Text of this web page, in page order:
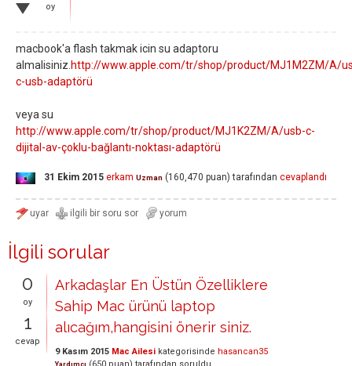
oy
macbook'a flash takmak icin su adaptoru
almalisiniz. http://www.apple.com/tr/shop/product/MJ1M2ZM/A/
c-usb-adaptörü
veya su
http://www.apple.com/tr/shop/product/MJ1K2ZM/A/usb-c-
dijital-av-çoklu-bağlantı-noktası-adaptörü
31 Ekim 2015 erkam Uzman (160,470 puan) tarafından cevaplandı
İlgili sorular
0
oy
1
cevap
Arkadaşlar En Üstün Özelliklere
Sahip Mac ürünü laptop
alıcağım,hangisini önerir siniz.
9 Kasım 2015 Mac Ailesi kategorisinde hasancan35
Yardımcı (650 puan) tarafından soruldu